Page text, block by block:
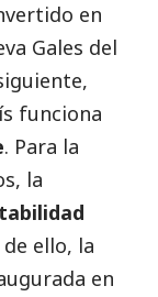
en
Gales del
funciona
. Para la
la
ello, la
en